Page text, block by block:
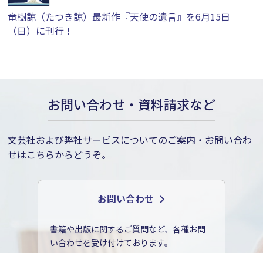
竜樹諒（たつき諒）最新作『天使の遺言』を6月15日
（日）に刊行！
お問い合わせ・資料請求など
文芸社および弊社サービスについてのご案内・お問い合わ
せはこちらからどうぞ。
お問い合わせ
書籍や出版に関するご質問など、各種お問
い合わせを受け付けております。